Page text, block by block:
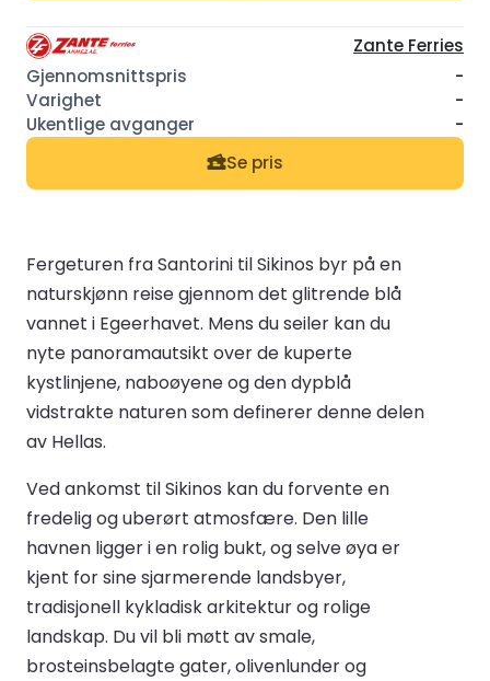
Zante Ferries
-
-
-
Se pris
Fergeturen fra Santorini til Sikinos byr på en
naturskjønn reise gjennom det glitrende blå
vannet i Egeerhavet. Mens du seiler kan du
nyte panoramautsikt over de kuperte
kystlinjene, naboøyene og den dypblå
vidstrakte naturen som definerer denne delen
av Hellas.
Ved ankomst til Sikinos kan du forvente en
fredelig og uberørt atmosfære. Den lille
havnen ligger i en rolig bukt, og selve øya er
kjent for sine sjarmerende landsbyer,
tradisjonell kykladisk arkitektur og rolige
landskap. Du vil bli møtt av smale,
brosteinsbelagte gater, olivenlunder og